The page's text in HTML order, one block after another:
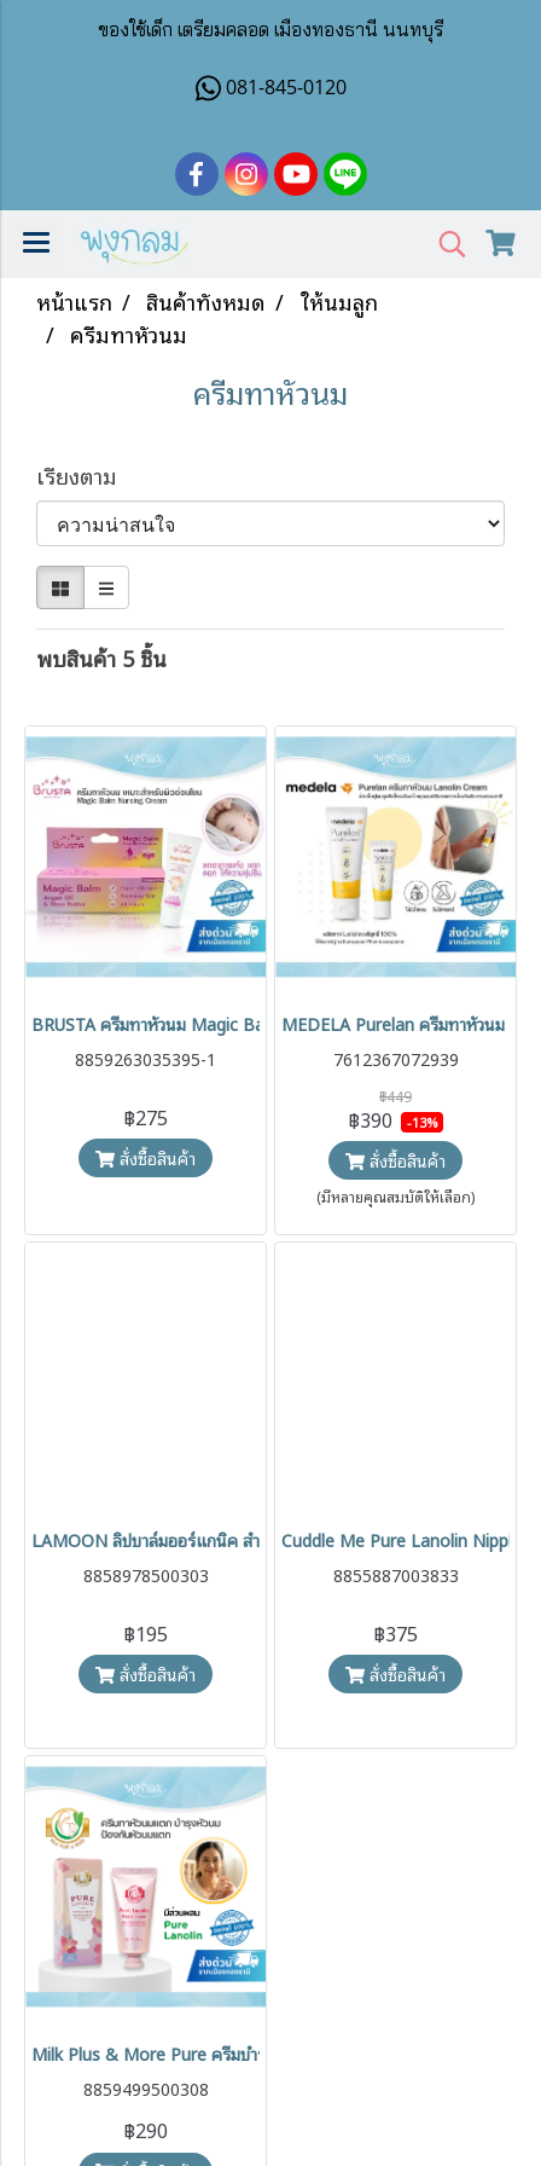
ของใช้เด็ก เตรียมคลอด เมืองทองธานี นนทบุรี
081-845-0120
หน้าแรก สินค้าทั้งหมด
ให้นมลูก
ครีมทาหัวนม
ครีมทาหัวนม
เรียงตาม
พบสินค้า 5 ชิ้น
BRUSTA ครีมทาหัวนม Magic Balm Nursing Cream ออร์แกนิค
8859263035395-1
฿275
สั่งซื้อสินค้า
MEDELA Purelan ครีมทาหัวนม
7612367072939
฿449
฿390 -13%
สั่งซื้อสินค้า
(มีหลายคุณสมบัติให้เลือก)
LAMOON ลิปบาล์มออร์แกนิค สำหรับทาหัวนมและริมฝีปาก 10g
8858978500303
฿195
สั่งซื้อสินค้า
Cuddle Me Pure Lanolin Nipple
8855887003833
฿375
สั่งซื้อสินค้า
Milk Plus & More Pure ครีมบำรุงหัวนมแตก ช่วยบรรเทาอาการหัวนมแห้ง
8859499500308
฿290